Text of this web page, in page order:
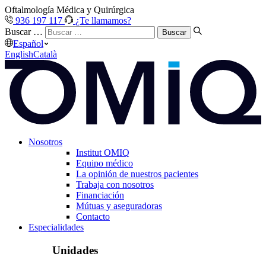
Oftalmología Médica y Quirúrgica
936 197 117
¿Te llamamos?
Buscar …
Español
EnglishCatalà
Nosotros
Institut OMIQ
Equipo médico
La opinión de nuestros pacientes
Trabaja con nosotros
Financiación
Mútuas y aseguradoras
Contacto
Especialidades
Unidades